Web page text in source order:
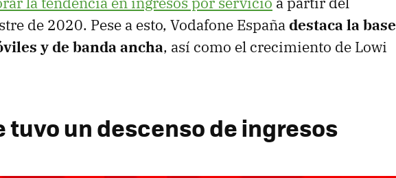
de 2020. Pese a esto, Vodafone Españadestaca la base
y de banda ancha, así como el crecimiento de Lowi
tuvo un descenso de ingresos